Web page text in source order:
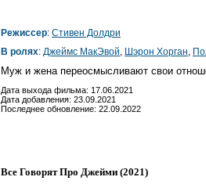
Режиссер: Стивен Долдри
В ролях: Джеймс МакЭвой, Шэрон Хорган,
Муж и жена переосмысливают свои
Дата выхода фильма: 17.06.2021
Дата добавления: 23.09.2021
Последнее обновление: 22.09.2022
Все Говорят Про Джейми (2021)